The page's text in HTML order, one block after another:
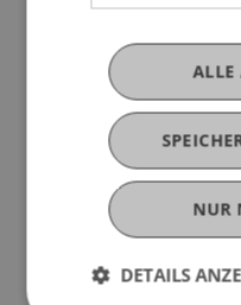
können, muss
der Kategorie
zugestimmt
werden
Cookie-
ALLE
NUR
DETAILS